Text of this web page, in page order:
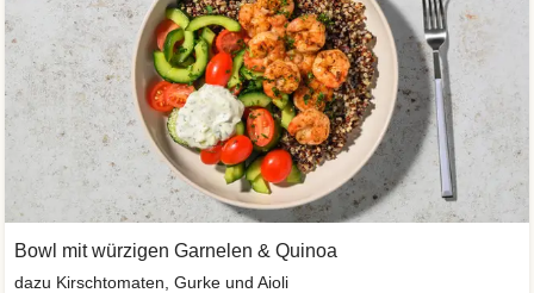
Bowl mit würzigen Garnelen & Quinoa
dazu Kirschtomaten, Gurke und Aioli